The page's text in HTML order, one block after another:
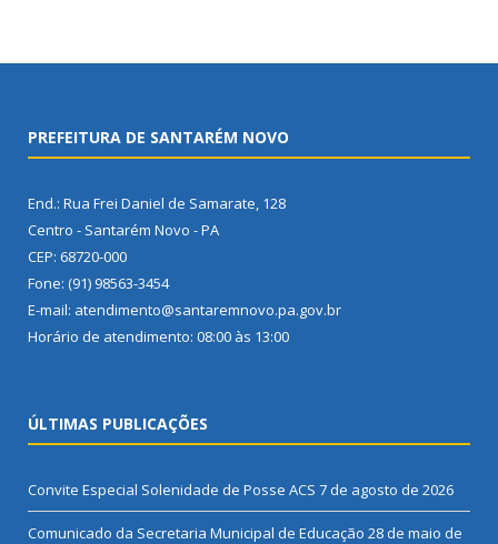
PREFEITURA DE SANTARÉM NOVO
End.: Rua Frei Daniel de Samarate, 128
Centro - Santarém Novo - PA
CEP: 68720-000
Fone: (91) 98563-3454
E-mail: atendimento@santaremnovo.pa.gov.br
Horário de atendimento: 08:00 às 13:00
ÚLTIMAS PUBLICAÇÕES
Convite Especial Solenidade de Posse ACS 7 de agosto de 2026
Comunicado da Secretaria Municipal de Educação 28 de maio de